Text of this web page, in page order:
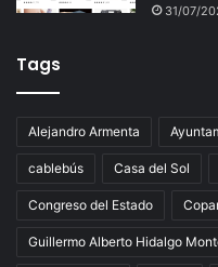
31/07/
Tags
Alejandro Armenta
cablebús Casa del Sol
Congreso del Estado
Guillermo Alberto Hidalgo